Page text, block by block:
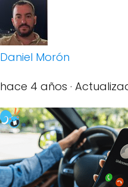
Daniel Morón
hace 4 años ·